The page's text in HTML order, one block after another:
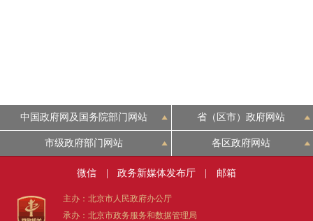
中国政府网及国务院部门网站 省（区市）政府网站
市级政府部门网站 各区政府网站
微信 政务新媒体发布厅 邮箱
主办：北京市人民政府办公厅
承办：北京市政务服务和数据管理局